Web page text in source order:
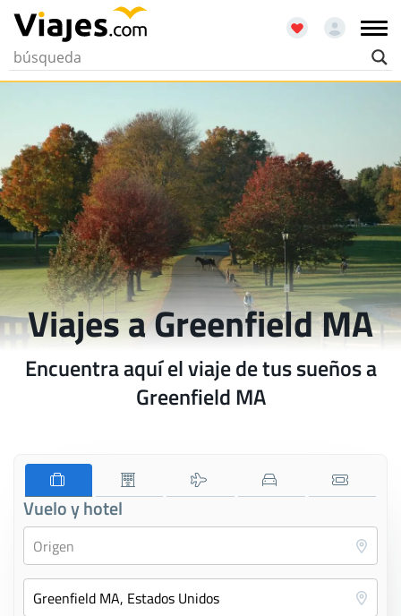
Viajes a Greenfield MA
Encuentra aquí el viaje de tus sueños a
Greenfield MA
Vuelo y hotel